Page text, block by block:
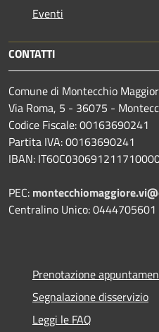
Eventi
CONTATTI
Comune di Montecchio
Via Roma, 5 - 36075 -
Codice Fiscale: 00163690241
Partita IVA: 00163690241
IBAN:
PEC:
Centralino Unico: 0444705601
Prenotazione
Segnalazione disservizio
Leggi le FAQ